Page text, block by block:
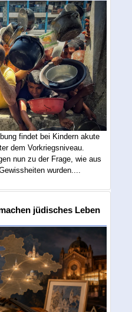
findet bei Kindern akute
dem Vorkriegsniveau.
nun zu der Frage, wie aus
wurden....
jüdisches Leben